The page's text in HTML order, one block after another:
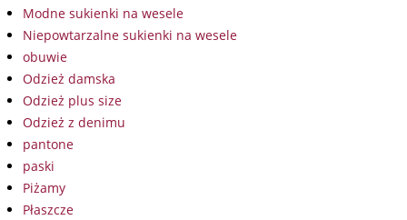
Modne sukienki na wesele
Niepowtarzalne sukienki na wesele
obuwie
Odzież damska
Odzież plus size
Odzież z denimu
pantone
paski
Piżamy
Płaszcze